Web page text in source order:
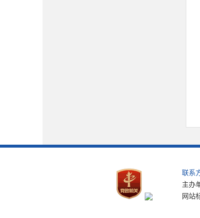
联系
主办
网站